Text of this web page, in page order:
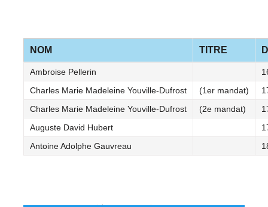
NOM TITRE
Ambroise Pellerin
Charles Marie Madeleine Youville-Dufrost
(1er mandat)
Charles Marie Madeleine Youville-Dufrost
(2e mandat)
Auguste David Hubert
Antoine Adolphe Gauvreau